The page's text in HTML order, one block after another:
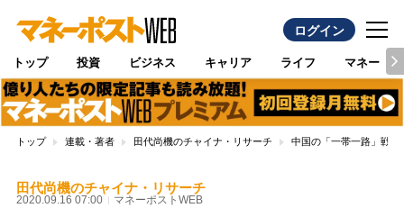
ログイン
トップ 投資 ビジネス キャリア ライフ マネー
トップ 連載・著者 田代尚機のチャイナ・リサーチ 中国の「一帯一路」戦
田代尚機のチャイナ・リサーチ
2020.09.16 07:00 マネーポストWEB